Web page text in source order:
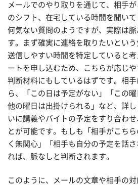
メールでのやり取りを通じて、相手
のシフト、在宅している時間を聞いて
何気ない質問のようですが、実際は
す。まず確実に連絡を取りたいとい
送信しやすい時間を特定していると
ートを申し込むため、こちらが応じ
判断材料にもしているはずです。相
ら、「この日は予定がない」「この曜
他の曜日は出掛けられる」など、詳
いに講義やバイトの予定をすり合わ
とが可能です。もしも「相手がこち
く無関心」「相手も自分の予定を話
れば、脈なしと判断されます。
このように、メールの文章や相手の